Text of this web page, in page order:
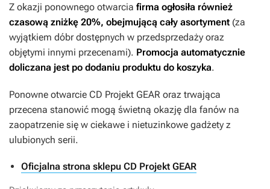
Z okazji ponownego otwarcia firma ogłosiła również
czasową zniżkę 20%, obejmującą cały asortyment (za
wyjątkiem dóbr dostępnych w przedsprzedaży oraz
objętymi innymi przecenami). Promocja automatycznie
doliczana jest po dodaniu produktu do koszyka.
Ponowne otwarcie CD Projekt GEAR oraz trwająca
przecena stanowić mogą świetną okazję dla fanów na
zaopatrzenie się w ciekawe i nietuzinkowe gadżety z
ulubionych serii.
Oficjalna strona sklepu CD Projekt GEAR